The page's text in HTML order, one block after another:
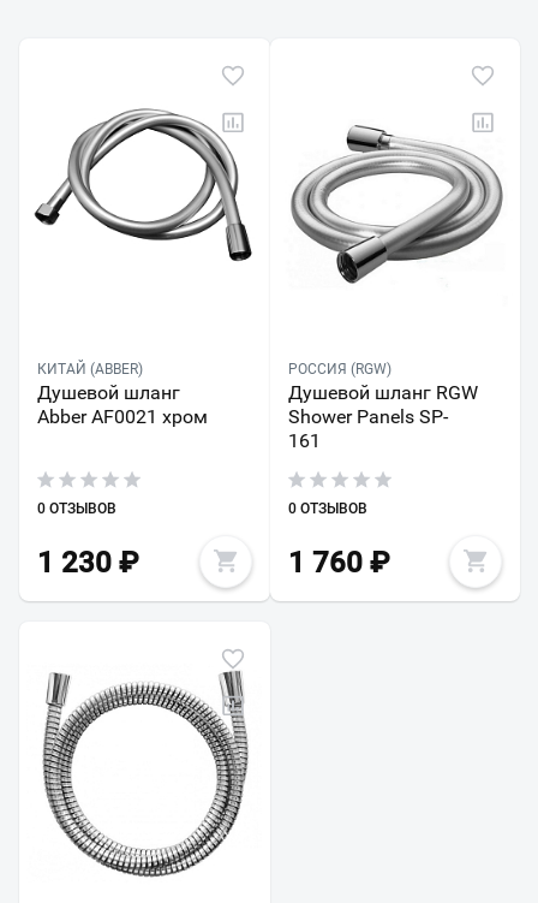
КИТАЙ (ABBER)
Душевой шланг
Abber AF0021 хром
0 ОТЗЫВОВ
1 230 ₽
РОССИЯ (RGW)
Душевой шланг RGW
Shower Panels SP-
161
0 ОТЗЫВОВ
1 760₽